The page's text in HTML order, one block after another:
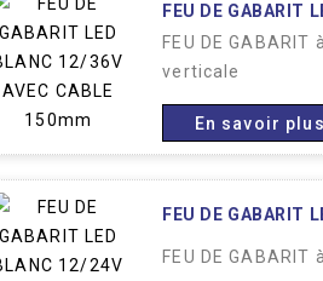
FEU DE GABARIT
FEU DE
verticale
En savoir plus
FEU DE GABARIT
FEU DE